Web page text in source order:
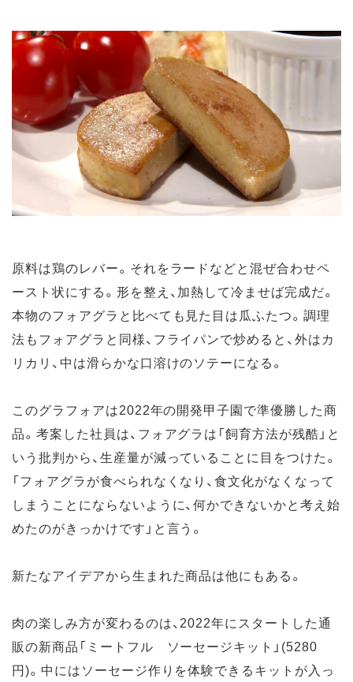
原料は鶏のレバー。それをラードなどと混ぜ合わせペ
ースト状にする。形を整え、加熱して冷ませば完成だ。
本物のフォアグラと比べても見た目は瓜ふたつ。調理
法もフォアグラと同様、フライパンで炒めると、外はカ
リカリ、中は滑らかな口溶けのソテーになる。
このグラフォアは2022年の開発甲子園で準優勝した商
品。考案した社員は、フォアグラは「飼育方法が残酷」と
いう批判から、生産量が減っていることに目をつけた。
「フォアグラが食べられなくなり、食文化がなくなって
しまうことにならないように、何かできないかと考え始
めたのがきっかけです」と言う。
新たなアイデアから生まれた商品は他にもある。
肉の楽しみ方が変わるのは、2022年にスタートした通
販の新商品「ミートフル ソーセージキット」(5280
円)。中にはソーセージ作りを体験できるキットが入っ